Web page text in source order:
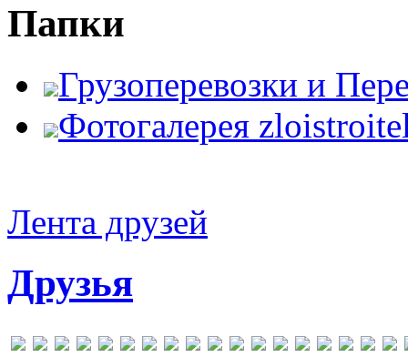
Папки
Грузоперевозки и
Фотогалерея
Лента друзей
Друзья